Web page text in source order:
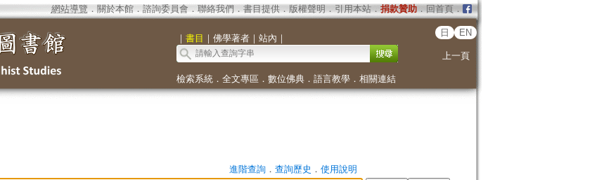
網站導覽 ． 關於本館． 諮詢委員會． 聯絡我們 ． 書目提供． 版權聲明 ． 引用本站． 捐款贊助．回首頁．
｜ 書目 ｜ 佛學著者｜ 站內 ｜
日 EN
上一頁
檢索系統． 全文專區 ． 數位佛典． 語言教學． 相關連結
進階查詢． 查詢歷史 ． 使用說明